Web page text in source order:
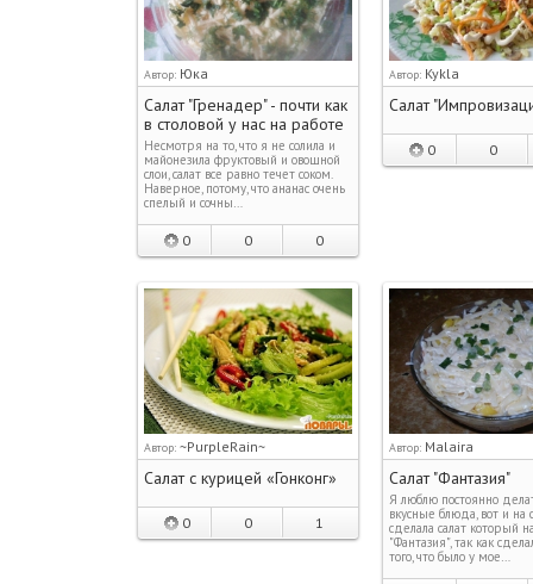
Автор: Юка
Салат "Гренадер" - почти как
в столовой у нас на работе
Несмотря на то, что я не солила и
майонезила фруктовый и овощной
слои, салат все равно течет соком.
Наверное, потому, что ананас очень
спелый и сочны…
0 0 0
Автор: Kykla
Салат
0 0
Автор: ~PurpleRain~
Салат с курицей «Гонконг»
0 0 1
Автор: Malaira
Салат "Фантазия"
Я люблю постоянно
вкусные блюда, вот и на
сделала салат который
"Фантазия", так как
того, что было у мое…